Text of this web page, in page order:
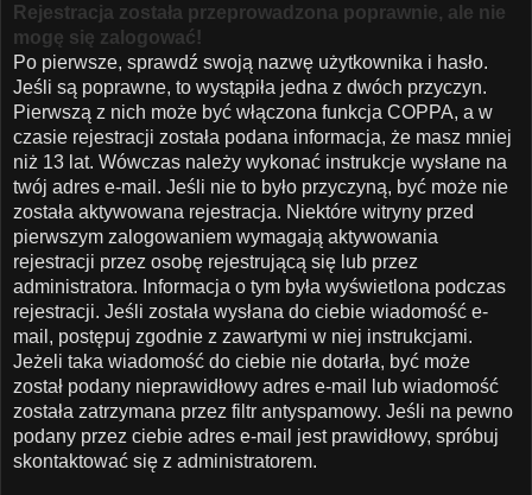
Rejestracja została przeprowadzona poprawnie, ale nie
mogę się zalogować!
Po pierwsze, sprawdź swoją nazwę użytkownika i hasło.
Jeśli są poprawne, to wystąpiła jedna z dwóch przyczyn.
Pierwszą z nich może być włączona funkcja COPPA, a w
czasie rejestracji została podana informacja, że masz mniej
niż 13 lat. Wówczas należy wykonać instrukcje wysłane na
twój adres e-mail. Jeśli nie to było przyczyną, być może nie
została aktywowana rejestracja. Niektóre witryny przed
pierwszym zalogowaniem wymagają aktywowania
rejestracji przez osobę rejestrującą się lub przez
administratora. Informacja o tym była wyświetlona podczas
rejestracji. Jeśli została wysłana do ciebie wiadomość e-
mail, postępuj zgodnie z zawartymi w niej instrukcjami.
Jeżeli taka wiadomość do ciebie nie dotarła, być może
został podany nieprawidłowy adres e-mail lub wiadomość
została zatrzymana przez filtr antyspamowy. Jeśli na pewno
podany przez ciebie adres e-mail jest prawidłowy, spróbuj
skontaktować się z administratorem.